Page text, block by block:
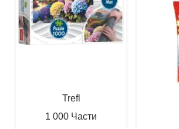
Trefl
1 000 Части